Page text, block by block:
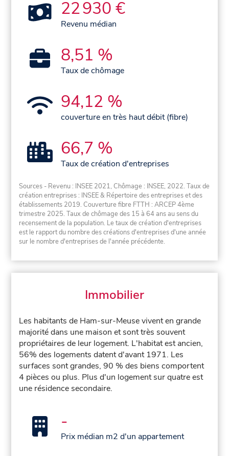
22 930 €
Revenu médian
8,51 %
Taux de chômage
94,12 %
couverture en très haut débit (fibre)
66,7 %
Taux de création d'entreprises
Sources - Revenu : INSEE 2021, Chômage : INSEE, 2022. Taux de
création entreprises : INSEE & Répertoire des entreprises et des
établissements 2019. Couverture fibre FTTH : ARCEP 4ème
trimestre 2025. Taux de chômage des 15 à 64 ans au sens du
recensement de la population. Le taux de création d'entreprises
est le rapport du nombre des créations d'entreprises d'une année
sur le nombre d'entreprises de l'année précédente.
Immobilier
Les habitants de Ham-sur-Meuse vivent en grande
majorité dans une maison et sont très souvent
propriétaires de leur logement. L'habitat est ancien,
56% des logements datent d'avant 1971. Les
surfaces sont grandes, 90 % des biens comportent
4 pièces ou plus. Plus d'un logement sur quatre est
une résidence secondaire.
-
Prix médian m2 d'un appartement